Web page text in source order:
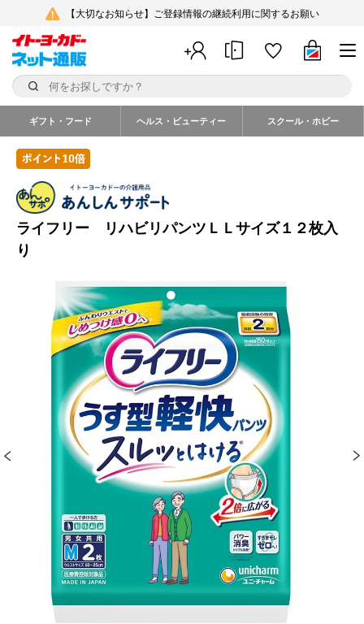
【大切なお知らせ】ご登録情報の継続利用に関するお願い
ギフト・フード ヘルス・ビューティー スクール・ホビー
ライフリー リハビリパンツＬＬサイズ１２枚入
り